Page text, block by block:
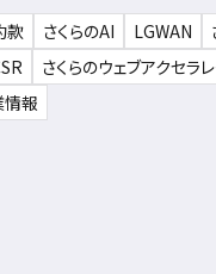
款 さくらのAI LGWAN
さくらのウェブアクセラ
報